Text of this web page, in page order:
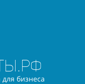
бизнеса